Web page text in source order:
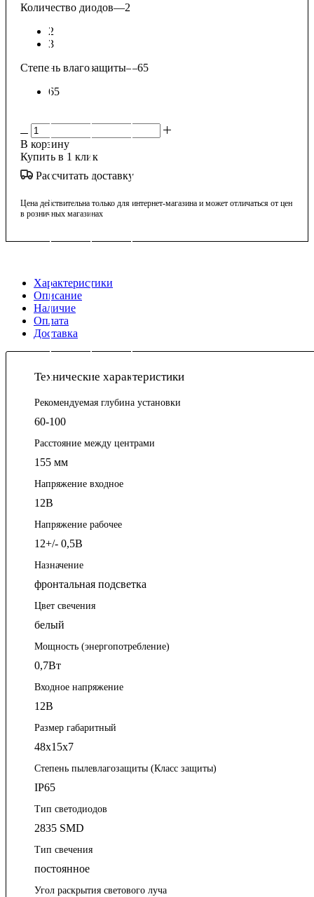
Количество диодов—2
2
3
Степень влагозащиты—65
65
В корзину
Купить в 1 клик
Рассчитать доставку
Цена действительна только для интернет-магазина и может отличаться от цен
в розничных магазинах
Характеристики
Описание
Наличие
Оплата
Доставка
Технические характеристики
Рекомендуемая глубина установки
60-100
Расстояние между центрами
155 мм
Напряжение входное
12В
Напряжение рабочее
12+/- 0,5В
Назначение
фронтальная подсветка
Цвет свечения
белый
Мощность (энергопотребление)
0,7Вт
Входное напряжение
12В
Размер габаритный
48х15х7
Степень пылевлагозащиты (Класс защиты)
IP65
Тип светодиодов
2835 SMD
Тип свечения
постоянное
Угол раскрытия светового луча